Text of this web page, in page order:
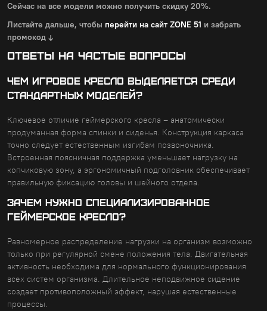
Сейчас на все модели можно получить скидку 20%.
Листайте дальше, чтобы перейти на сайт ZONE 51 и забрать
промокод ↓
Ответы на частые вопросы
ЧЕМ ИГРОВОЕ КРЕСЛО ВЫДЕЛЯЕТСЯ СРЕДИ
СТАНДАРТНЫХ МОДЕЛЕЙ?
Ключевое отличие геймерского кресла – анатомически
продуманная форма спинки и сиденья. Конструкция каркаса
точно следует естественным изгибам позвоночника.
Встроенная поясничная поддержка уменьшает нагрузку на
копчиковую зону, а эргономичный подголовник обеспечивает
правильную фиксацию головы и шейного отдела.
ЗАЧЕМ НУЖНО СПЕЦИАЛИЗИРОВАННОЕ
ГЕЙМЕРСКОЕ КРЕСЛО?
Равномерное распределение нагрузки на организм возможно
только при регулярной смене положения тела. Двигательная
активность необходима для нормального функционирования
всех систем организма. Длительное неподвижное сидение
создает противоположный эффект, нарушая естественные
процессы.